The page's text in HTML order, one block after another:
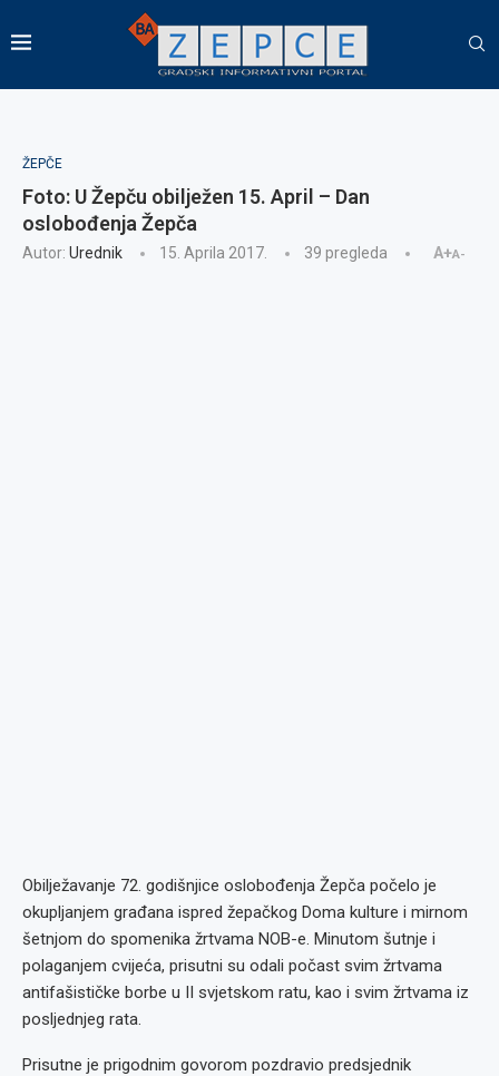
ŽEPČE
Foto: U Žepču obilježen 15. April – Dan
oslobođenja Žepča
Autor: Urednik 15. Aprila 2017. 39 pregleda A+A-
Obilježavanje 72. godišnjice oslobođenja Žepča počelo je
okupljanjem građana ispred žepačkog Doma kulture i mirnom
šetnjom do spomenika žrtvama NOB-e. Minutom šutnje i
polaganjem cvijeća, prisutni su odali počast svim žrtvama
antifašističke borbe u II svjetskom ratu, kao i svim žrtvama iz
posljednjeg rata.
Prisutne je prigodnim govorom pozdravio predsjednik